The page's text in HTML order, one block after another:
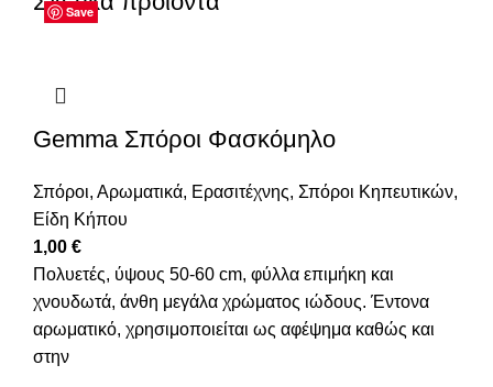
Save
Gemma Σπόροι Φασκόμηλο
Σπόροι, Αρωματικά, Ερασιτέχνης, Σπόροι Κηπευτικών,
Είδη Κήπου
1,00 €
Πολυετές, ύψους 50-60 cm, φύλλα επιμήκη και
χνουδωτά, άνθη μεγάλα χρώματος ιώδους. Έντονα
αρωματικό, χρησιμοποιείται ως αφέψημα καθώς και
στην
Save
Save
Save
Save
Save
Save
Save